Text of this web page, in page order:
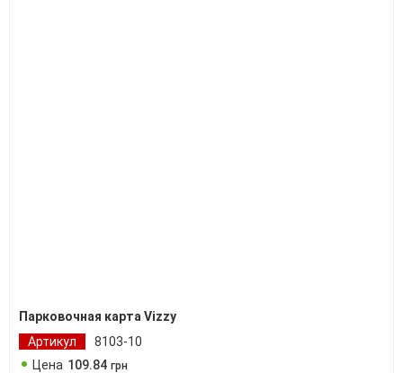
Парковочная карта Vizzy
Артикул
8103-10
Цена 109.84 грн